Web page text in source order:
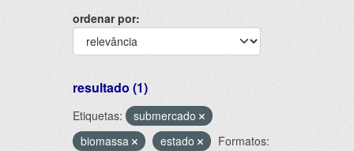
ordenar por
resultado (1)
Etiquetas:
submercado
biomassa
estado
Formatos: